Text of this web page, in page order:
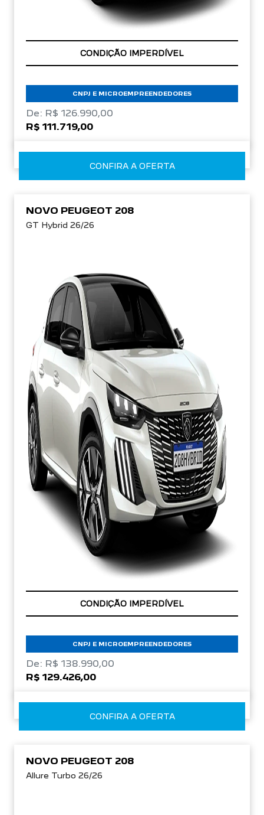
APROVEITE!
CNPJ E MICROEMPREENDEDORES
De: R$ 126.990,00
R$ 111.719,00
CONFIRA A OFERTA
NOVO PEUGEOT 208
GT Hybrid 26/26
APROVEITE!
CNPJ E MICROEMPREENDEDORES
De: R$ 138.990,00
R$ 129.426,00
CONFIRA A OFERTA
NOVO PEUGEOT 208
Allure Turbo 26/26